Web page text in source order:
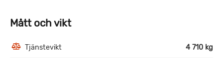
Mått och vikt
Tjänstevikt 4 710 kg